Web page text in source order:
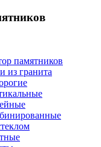
памятников
из гранита